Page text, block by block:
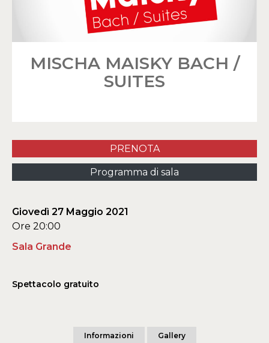
MISCHA MAISKY BACH /
SUITES
PRENOTA
Programma di sala
Giovedì 27 Maggio 2021
Ore 20:00
Sala Grande
Spettacolo gratuito
Informazioni Gallery